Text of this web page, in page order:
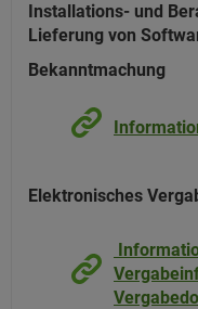
Installations- und
Lieferung von
Bekanntmachung
Elektronisches